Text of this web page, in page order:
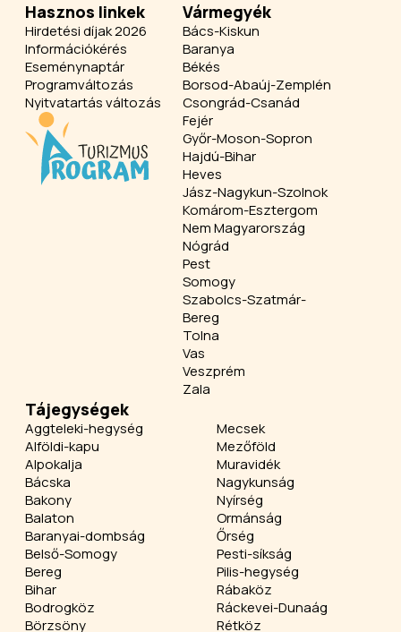
Hasznos linkek
Hirdetési díjak 2026
Információkérés
Eseménynaptár
Programváltozás
Nyitvatartás változás
Vármegyék
Bács-Kiskun
Baranya
Békés
Borsod-Abaúj-Zemplén
Csongrád-Csanád
Fejér
Győr-Moson-Sopron
Hajdú-Bihar
Heves
Jász-Nagykun-Szolnok
Komárom-Esztergom
Nem Magyarország
Nógrád
Pest
Somogy
Szabolcs-Szatmár-
Bereg
Tolna
Vas
Veszprém
Zala
Tájegységek
Aggteleki-hegység
Alföldi-kapu
Alpokalja
Bácska
Bakony
Balaton
Baranyai-dombság
Belső-Somogy
Bereg
Bihar
Bodrogköz
Börzsöny
Mecsek
Mezőföld
Muravidék
Nagykunság
Nyírség
Ormánság
Őrség
Pesti-síkság
Pilis-hegység
Rábaköz
Ráckevei-Dunaág
Rétköz